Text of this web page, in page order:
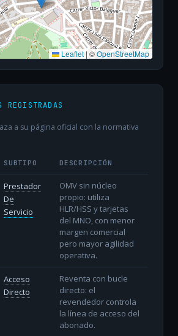
Leaflet | ©OpenStreetMap
a su página oficial con la normativa
SUBTIPO DESCRIPCIÓN
Prestador
De
Servicio
OMV sin núcleo
propio: utiliza
HLR/HSS y tarjetas
del MNO, con menor
margen comercial
pero mayor agilidad
operativa.
Acceso
Directo
Reventa con bucle
directo: el
revendedor controla
la línea de acceso del
abonado.